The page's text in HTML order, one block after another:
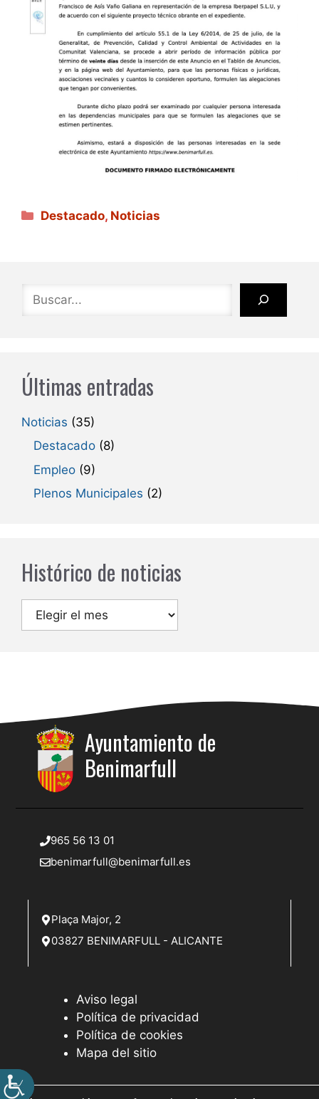
Categorías
Destacado, Noticias
Últimas entradas
Noticias (35)
Destacado (8)
Empleo (9)
Plenos Municipales (2)
Histórico de noticias
Archivos
Ayuntamiento de
Benimarfull
965 56 13 01
benimarfull@benimarfull.es
Plaça Major, 2
03827 BENIMARFULL - ALICANTE
Aviso legal
Política de privacidad
Política de cookies
Mapa del sitio